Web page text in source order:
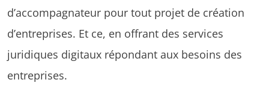
d’accompagnateur pour tout projet de création
d’entreprises. Et ce, en offrant des services
juridiques digitaux répondant aux besoins des
entreprises.